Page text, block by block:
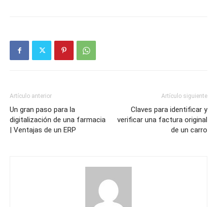
Artículo anterior
Un gran paso para la
digitalización de una farmacia
| Ventajas de un ERP
Artículo siguiente
Claves para identificar y
verificar una factura original
de un carro